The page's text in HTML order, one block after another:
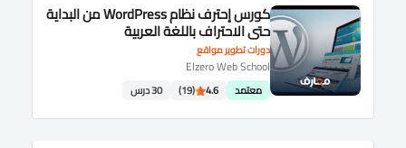
دورات تطوير مواقع
كورس إحترف نظام WordPress من البداية
حتى الاحتراف باللغة العربية
Elzero Web School
معتمد 4.6
(19) 30 درس